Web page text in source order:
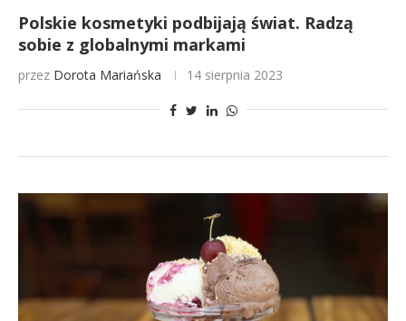
Polskie kosmetyki podbijają świat. Radzą
sobie z globalnymi markami
przez Dorota Mariańska 14 sierpnia 2023